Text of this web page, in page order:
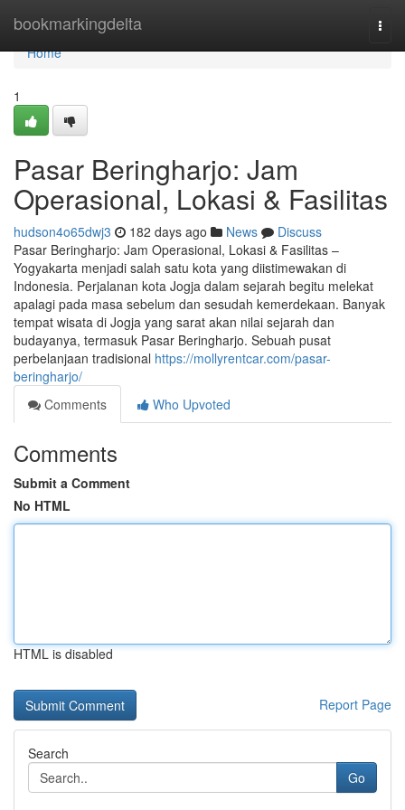
bookmarkingdelta
Home
Home
1
Pasar Beringharjo: Jam
Operasional, Lokasi & Fasilitas
hudson4o65dwj3 182 days ago News
Discuss
Pasar Beringharjo: Jam Operasional, Lokasi & Fasilitas –
Yogyakarta menjadi salah satu kota yang diistimewakan di
Indonesia. Perjalanan kota Jogja dalam sejarah begitu melekat
apalagi pada masa sebelum dan sesudah kemerdekaan. Banyak
tempat wisata di Jogja yang sarat akan nilai sejarah dan
budayanya, termasuk Pasar Beringharjo. Sebuah pusat
perbelanjaan tradisional https://mollyrentcar.com/pasar-
beringharjo/
Comments
Who Upvoted
Comments
Submit a Comment
No HTML
HTML is disabled
Report Page
Search
Go